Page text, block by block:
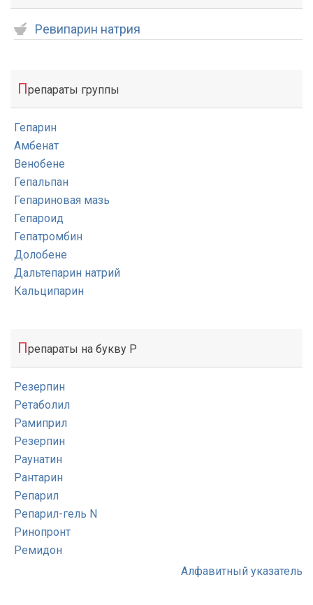
Ревипарин натрия
Препараты группы
Гепарин
Амбенат
Венобене
Гепальпан
Гепариновая мазь
Гепароид
Гепатромбин
Долобене
Дальтепарин натрий
Кальципарин
Препараты на букву Р
Резерпин
Ретаболил
Рамиприл
Резерпин
Раунатин
Рантарин
Репарил
Репарил-гель N
Ринопронт
Ремидон
Алфавитный указатель